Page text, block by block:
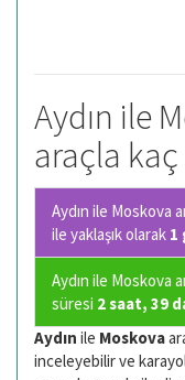
Aydın ile
araçla
Aydın ile Moskova
ile yaklaşık olarak 1
Aydın ile Moskova
süresi 2 saat, 39
Aydın ile Moskova
inceleyebilir ve